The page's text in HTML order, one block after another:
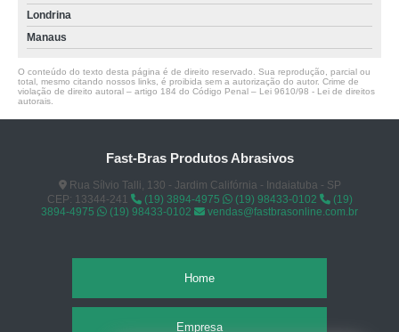
Londrina
Manaus
O conteúdo do texto desta página é de direito reservado. Sua reprodução, parcial ou
total, mesmo citando nossos links, é proibida sem a autorização do autor. Crime de
violação de direito autoral – artigo 184 do Código Penal – Lei 9610/98 - Lei de direitos
autorais
Fast-Bras Produtos Abrasivos
Rua Sílvio Talli, 130 - Jardim Califórnia - Indaiatuba - SP
CEP: 13344-241
(19) 3894-4975 (19) 98433-0102
(19)
3894-4975
(19) 98433-0102 vendas@fastbrasonline.com.br
Home
Empresa